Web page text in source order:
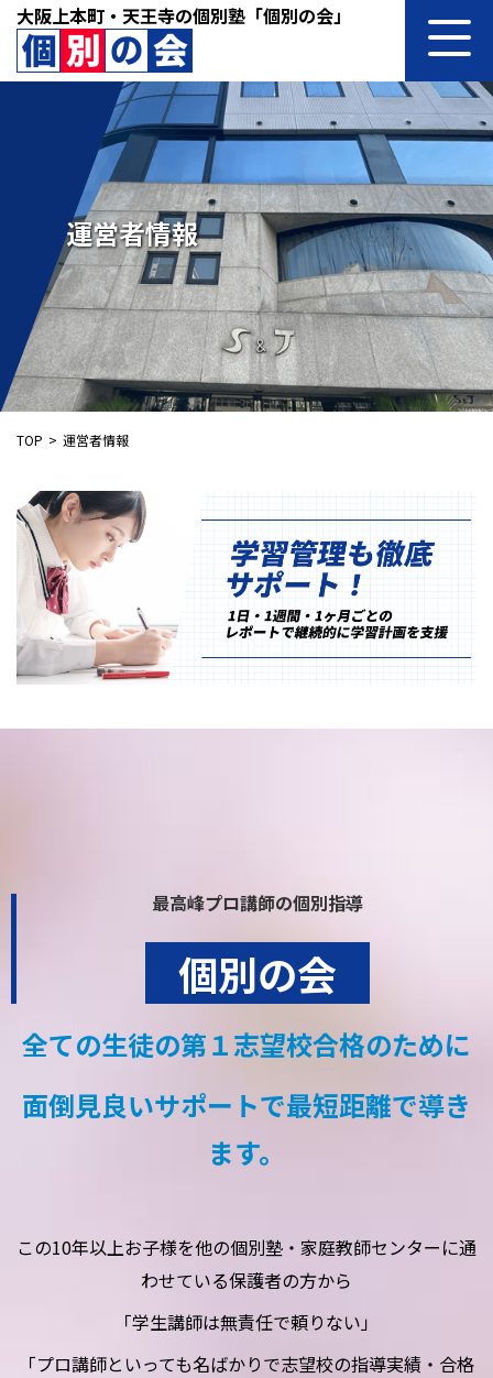
大阪上本町・天王寺の個別塾「個別の会」
運営者情報
TOP 運営者情報
最高峰プロ講師の個別指導
個別の会
全ての生徒の第１志望校合格のために
面倒見良いサポートで最短距離で導き
ます。
この10年以上お子様を他の個別塾・家庭教師センターに通
わせている保護者の方から
「学生講師は無責任で頼りない」
「プロ講師といっても名ばかりで志望校の指導実績・合格